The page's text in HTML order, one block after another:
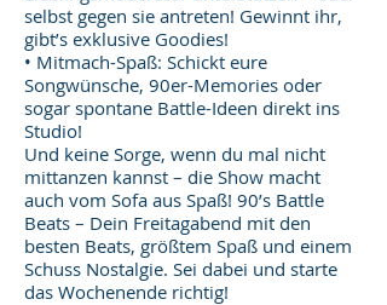
selbst gegen sie antreten! Gewinnt ihr,
gibt’s exklusive Goodies!
• Mitmach-Spaß: Schickt eure
Songwünsche, 90er-Memories oder
sogar spontane Battle-Ideen direkt ins
Studio!
Und keine Sorge, wenn du mal nicht
mittanzen kannst – die Show macht
auch vom Sofa aus Spaß! 90’s Battle
Beats – Dein Freitagabend mit den
besten Beats, größtem Spaß und einem
Schuss Nostalgie. Sei dabei und starte
das Wochenende richtig!